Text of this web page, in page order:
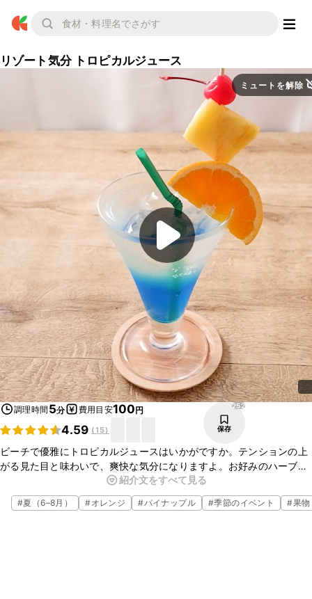
リゾート気分 トロピカルジュース
ミュートを解除
調理時間 5分 費用目安100円
4.59 (15)
252
保存
ビーチで優雅にトロピカルジュースはいかがですか。テンションの上
がる見た目と味わいで、爽快な気分になりますよ。お好みのハーブや
フルーツを足したり、アルコールをプラスしたりお好みでアレンジし
てお楽しみくださいね。
紹介文をすべて見る
#夏（6–8月） #オレンジ #パイナップル #季節のイベント #果